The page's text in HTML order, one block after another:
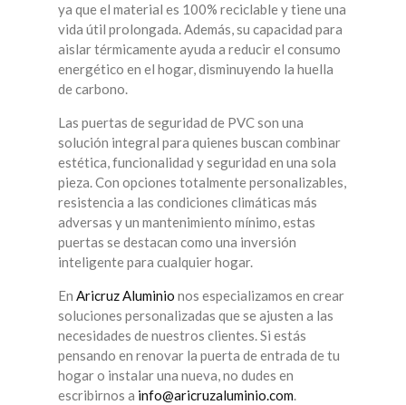
ya que el material es 100% reciclable y tiene una
vida útil prolongada. Además, su capacidad para
aislar térmicamente ayuda a reducir el consumo
energético en el hogar, disminuyendo la huella
de carbono.
Las puertas de seguridad de PVC son una
solución integral para quienes buscan combinar
estética, funcionalidad y seguridad en una sola
pieza. Con opciones totalmente personalizables,
resistencia a las condiciones climáticas más
adversas y un mantenimiento mínimo, estas
puertas se destacan como una inversión
inteligente para cualquier hogar.
En Aricruz Aluminio nos especializamos en crear
soluciones personalizadas que se ajusten a las
necesidades de nuestros clientes. Si estás
pensando en renovar la puerta de entrada de tu
hogar o instalar una nueva, no dudes en
escribirnos a info@aricruzaluminio.com.